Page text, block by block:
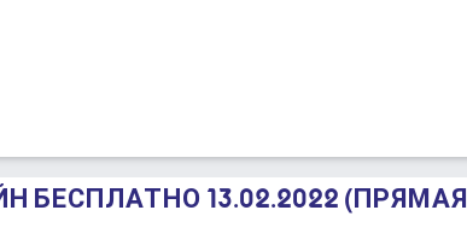
БЕСПЛАТНО 13.02.2022 (ПРЯМАЯ